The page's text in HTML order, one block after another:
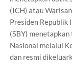
(ICH) atau
Presiden Republik
(SBY)
Nasional melalui
dan resmi